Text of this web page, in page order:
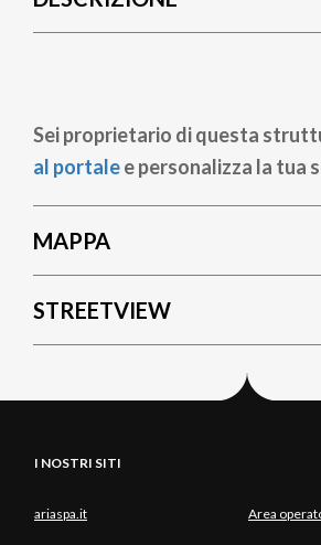
Sei proprietario di questa
al portalee personalizza la tua
MAPPA
STREETVIEW
I NOSTRI SITI
ariaspa.it Area